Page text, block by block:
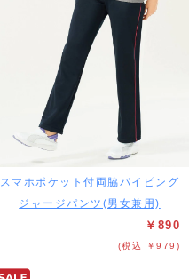
スマホポケット付両脇パイピング
ジャージパンツ(男女兼用)
￥890
(税込 ￥979)